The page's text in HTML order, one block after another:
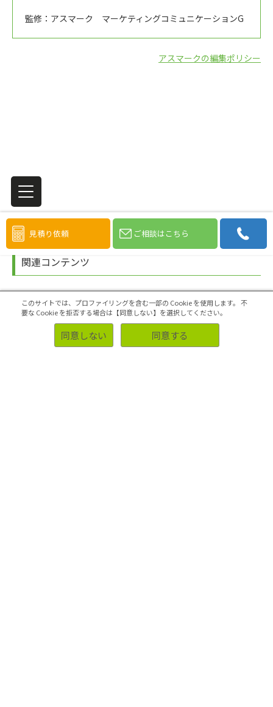
監修：アスマーク マーケティングコミュニケーションG
アスマークの編集ポリシー
関連コンテンツ
見積り依頼 ご相談はこちら
このサイトでは、プロファイリングを含む一部の Cookie を使用します。 不
要な Cookie を拒否する場合は【同意しない】を選択してください。
同意しない 同意する